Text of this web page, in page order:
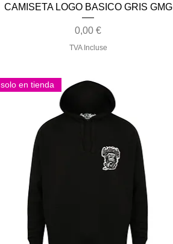
Aperçu rapide
CAMISETA LOGO BASICO GRIS GMG
Prix
0,00 €
TVA Incluse
solo en tienda